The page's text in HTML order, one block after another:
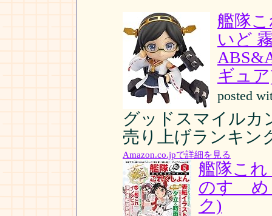
艦隊
いど
ギュ
posted
グッドスマイルカ
売り上げランキン
Amazon.co.jpで詳細を見る
艦隊こ
のすゝ
ク)